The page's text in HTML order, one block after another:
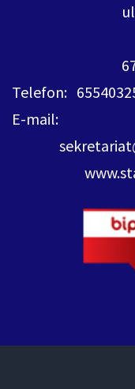
Telefon:
E-mail: